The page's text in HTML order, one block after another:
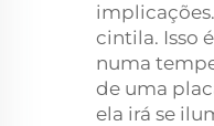
cintila. Isso
numa
de uma
ela irá se